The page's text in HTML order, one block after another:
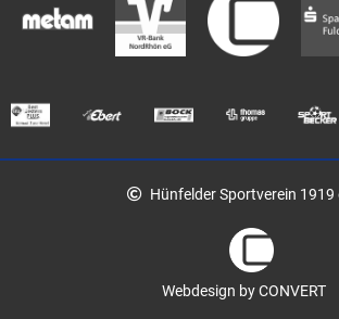
Hünfelder Sportverein 1919
Webdesign by CONVERT